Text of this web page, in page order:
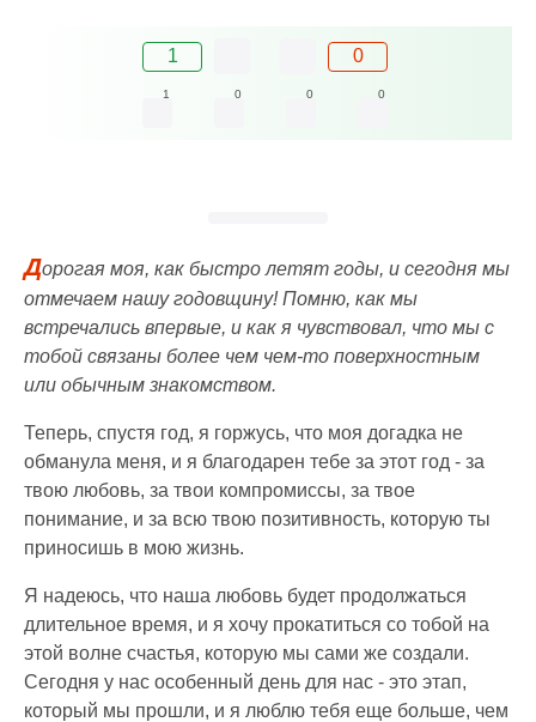
1 0
1 0 0 0
Дорогая моя, как быстро летят годы, и сегодня мы
отмечаем нашу годовщину! Помню, как мы
встречались впервые, и как я чувствовал, что мы с
тобой связаны более чем чем-то поверхностным
или обычным знакомством.
Теперь, спустя год, я горжусь, что моя догадка не
обманула меня, и я благодарен тебе за этот год - за
твою любовь, за твои компромиссы, за твое
понимание, и за всю твою позитивность, которую ты
приносишь в мою жизнь.
Я надеюсь, что наша любовь будет продолжаться
длительное время, и я хочу прокатиться со тобой на
этой волне счастья, которую мы сами же создали.
Сегодня у нас особенный день для нас - это этап,
который мы прошли, и я люблю тебя еще больше, чем